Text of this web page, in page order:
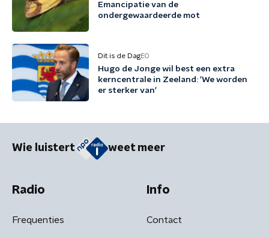
Emancipatie van de
ondergewaardeerde mot
Dit is de DagEO
Hugo de Jonge wil best een extra
kerncentrale in Zeeland: 'We worden
er sterker van'
Wie luistert weet meer
Radio
Frequenties
Info
Contact